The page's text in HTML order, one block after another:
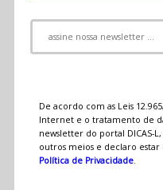
De acordo com as Leis
Internet e o tratamento de
newsletter do portal DICAS-
outros meios e declaro
Política de Privacidade.